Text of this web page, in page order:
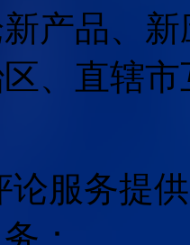
产品、
、直辖
论服务提
：